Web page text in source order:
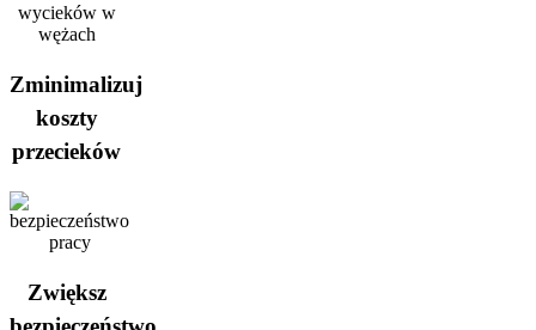
Zminimalizuj
koszty
przecieków
Zwiększ